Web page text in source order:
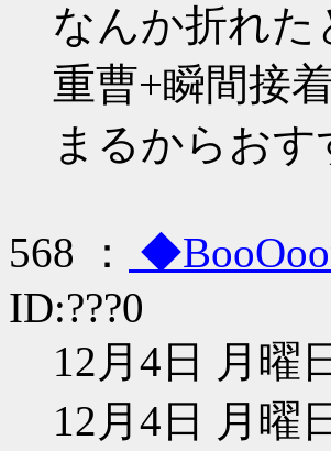
なんか折れ
重曹+瞬間接
まるからお
568 ：
ID:???0
12月4日 月曜
12月4日 月曜